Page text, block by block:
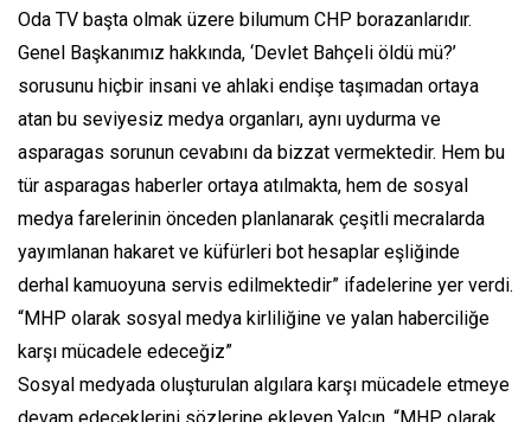
Oda TV başta olmak üzere bilumum CHP borazanlarıdır.
Genel Başkanımız hakkında, ‘Devlet Bahçeli öldü mü?’
sorusunu hiçbir insani ve ahlaki endişe taşımadan ortaya
atan bu seviyesiz medya organları, aynı uydurma ve
asparagas sorunun cevabını da bizzat vermektedir. Hem bu
tür asparagas haberler ortaya atılmakta, hem de sosyal
medya farelerinin önceden planlanarak çeşitli mecralarda
yayımlanan hakaret ve küfürleri bot hesaplar eşliğinde
derhal kamuoyuna servis edilmektedir” ifadelerine yer verdi.
“MHP olarak sosyal medya kirliliğine ve yalan haberciliğe
karşı mücadele edeceğiz”
Sosyal medyada oluşturulan algılara karşı mücadele etmeye